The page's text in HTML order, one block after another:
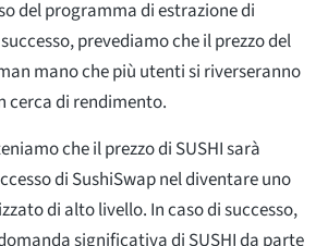
del programma di estrazione di
prevediamo che il prezzo del
mano che più utenti si riverseranno
di rendimento.
che il prezzo di SUSHI sarà
di SushiSwap nel diventare uno
di alto livello. In caso di successo,
significativa di SUSHI da parte